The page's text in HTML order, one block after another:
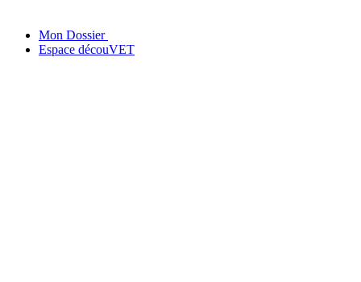
Mon Dossier
Espace découVET